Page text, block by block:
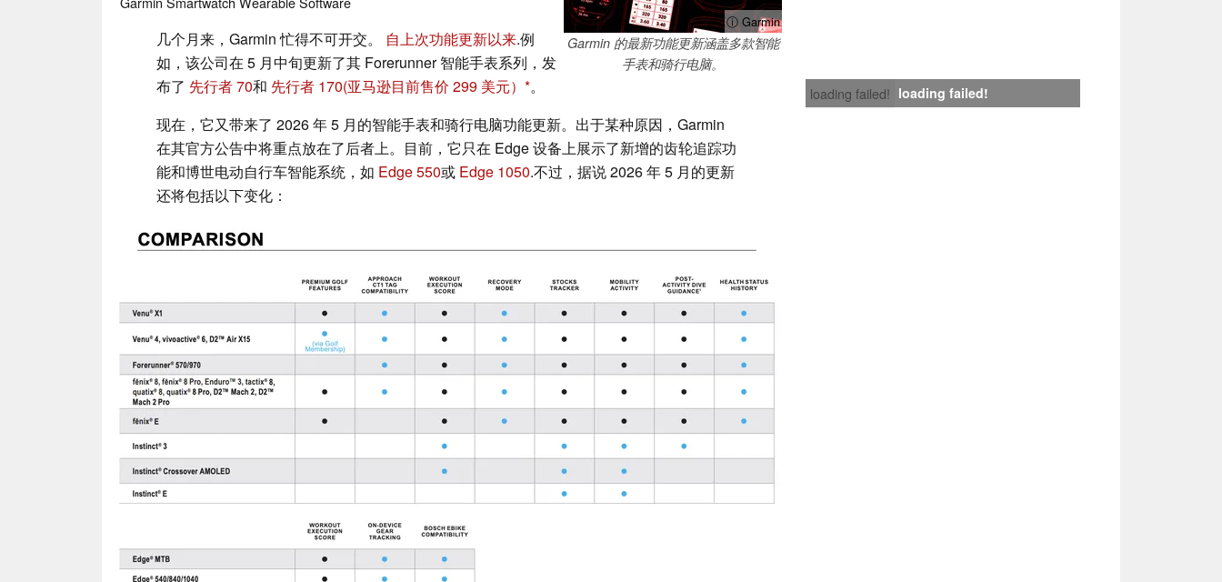
ⓘ Garmin
Garmin 的最新功能更新涵盖多款智能
手表和骑行电脑。
loading failed! loading failed!
几个月来，Garmin 忙得不可开交。 自上次功能更新以来.例
如，该公司在 5 月中旬更新了其 Forerunner 智能手表系列，发
布了 先行者 70和 先行者 170(亚马逊目前售价 299 美元）
。
现在，它又带来了 2026 年 5 月的智能手表和骑行电脑功能更新。出于某种原因，Garmin
在其官方公告中将重点放在了后者上。目前，它只在 Edge 设备上展示了新增的齿轮追踪功
能和博世电动自行车智能系统，如 Edge 550或 Edge 1050.不过，据说 2026 年 5 月的更新
还将包括以下变化：